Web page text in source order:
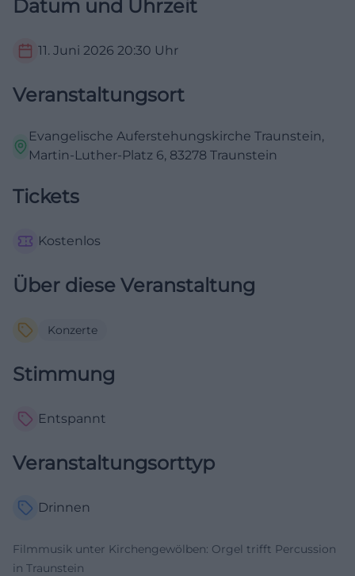
Datum und Uhrzeit
11. Juni 2026 20:30 Uhr
Veranstaltungsort
Evangelische Auferstehungskirche Traunstein,
Martin-Luther-Platz 6, 83278 Traunstein
Tickets
Kostenlos
Über diese Veranstaltung
Konzerte
Stimmung
Entspannt
Veranstaltungsorttyp
Drinnen
Filmmusik unter Kirchengewölben: Orgel trifft Percussion
in Traunstein